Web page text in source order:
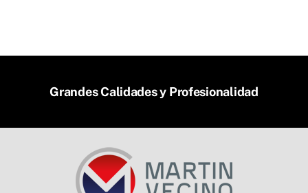
Grandes Calidades y Profesionalidad